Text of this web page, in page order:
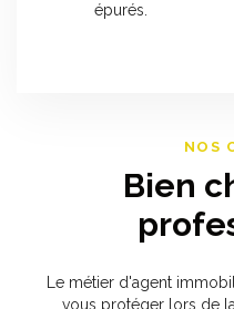
épurés.
NOS
Bien
Le métier d'agent
vous protéger lors de